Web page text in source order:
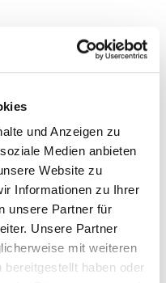
und Anzeigen zu
Medien anbieten
Website zu
Informationen zu Ihrer
unsere Partner für
Unsere Partner
mit weiteren
haben oder